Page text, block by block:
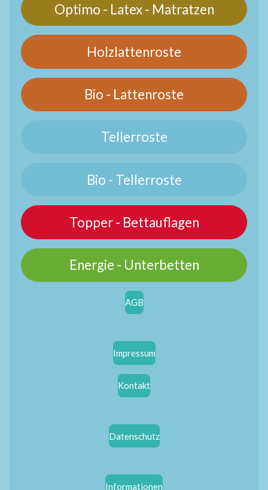
Optimo - Latex - Matratzen
Holzlattenroste
Bio - Lattenroste
Tellerroste
Bio - Tellerroste
Topper - Bettauflagen
Energie - Unterbetten
AGB
Impressum
Kontakt
Datenschutz
Informationen